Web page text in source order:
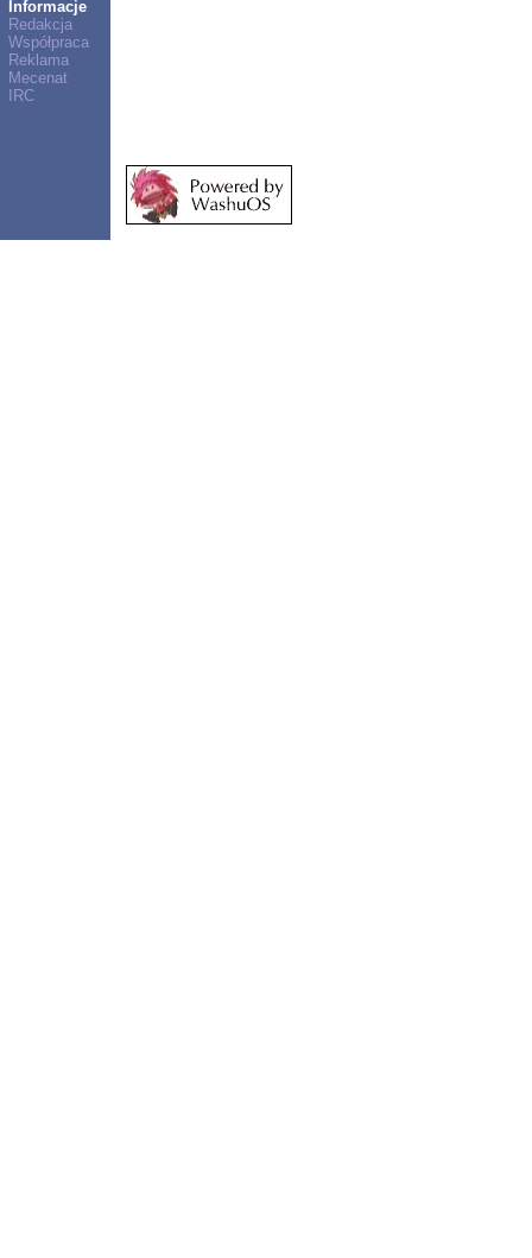
Informacje
Redakcja
Współpraca
Reklama
Mecenat
IRC